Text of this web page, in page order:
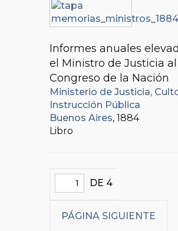
Informes anuales
el Ministro de Justicia al
Congreso de la Nación
Ministerio de Justicia,
Instrucción Pública
Buenos Aires, 1884
Libro
DE 4
PÁGINA SIGUIENTE